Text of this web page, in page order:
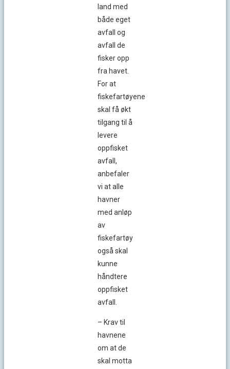
land med
både eget
avfall og
avfall de
fisker opp
fra havet.
For at
fiskefartøyene
skal få økt
tilgang til å
levere
oppfisket
avfall,
anbefaler
vi at alle
havner
med anløp
av
fiskefartøy
også skal
kunne
håndtere
oppfisket
avfall.
– Krav til
havnene
om at de
skal motta